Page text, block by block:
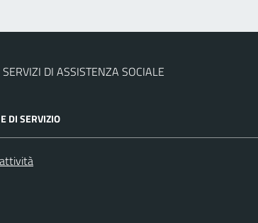
DI ASSISTENZA SOCIALE
DI SERVIZIO